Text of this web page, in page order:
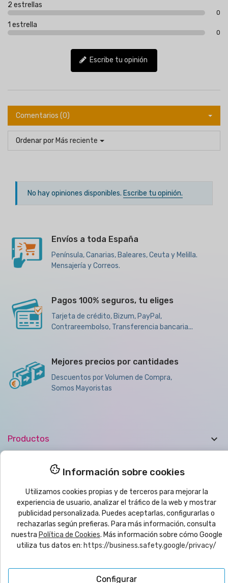
2 estrellas
0
1 estrella
0
Escribe tu opinión
Comentarios (0)
Ordenar por Más reciente
No hay opiniones disponibles. Escribe tu opinión.
Envíos a toda España
Península, Canarias, Baleares, Ceuta y Melilla.
Mensajería y Correos.
Pagos 100% seguros, tu eliges
Tarjeta de crédito, Bizum, PayPal,
Contrareembolso, Transferencia bancaria...
Mejores precios por cantidades
Descuentos por Volumen de Compra,
Somos Mayoristas
Productos 
Boletín de noticias
© 2025 yo imprimo ® | CMC VYRECO SL - C/Juan Bautista Llorens,
109B - 12540 Vila-Real (Castellón) ESPAÑA | CIF: B12458089
Información sobre cookies
Utilizamos cookies propias y de terceros para mejorar la
experiencia de usuario, analizar el tráfico de la web y mostrar
publicidad personalizada. Puedes aceptarlas, configurarlas o
rechazarlas según prefieras. Para más información, consulta
nuestra Política de Cookies. Más información sobre cómo Google
utiliza tus datos en: https://business.safety.google/privacy/
Configurar